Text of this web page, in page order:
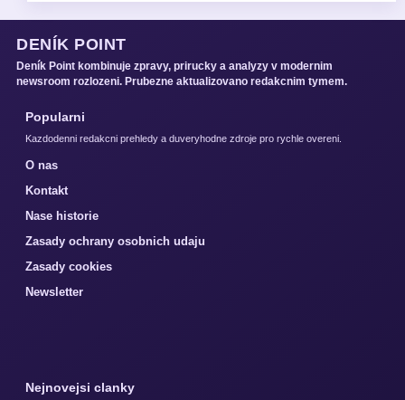
DENÍK POINT
Deník Point kombinuje zpravy, prirucky a analyzy v modernim
newsroom rozlozeni. Prubezne aktualizovano redakcnim tymem.
Popularni
Kazdodenni redakcni prehledy a duveryhodne zdroje pro rychle overeni.
O nas
Kontakt
Nase historie
Zasady ochrany osobnich udaju
Zasady cookies
Newsletter
Nejnovejsi clanky